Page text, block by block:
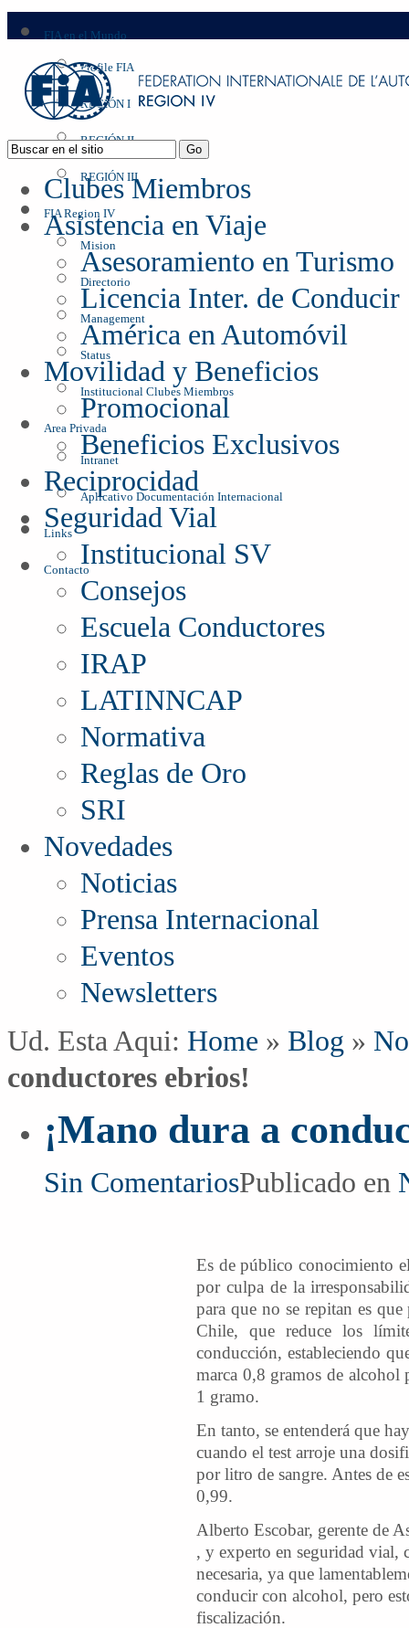
FIA en el Mundo
Profile FIA
REGIÓN I
REGIÓN II
REGIÓN III
FIA Region IV
Mision
Directorio
Management
Status
Institucional Clubes Miembros
Area Privada
Intranet
Aplicativo Documentación Internacional
Links
Contacto
Clubes Miembros
Asistencia en Viaje
Asesoramiento en Turismo
Licencia Inter. de Conducir
América en Automóvil
Movilidad y Beneficios
Promocional
Beneficios Exclusivos
Reciprocidad
Seguridad Vial
Institucional SV
Consejos
Escuela Conductores
IRAP
LATINNCAP
Normativa
Reglas de Oro
SRI
Novedades
Noticias
Prensa Internacional
Eventos
Newsletters
Ud. Esta Aqui: Home » Blog »
conductores ebrios!
¡Mano dura a
Sin ComentariosPublicado en
Es de público conocimiento
por culpa de la
para que no se repitan es
Chile, que reduce los
conducción, estableciendo
marca 0,8 gramos de alcohol
1 gramo.
En tanto, se entenderá que
cuando el test arroje una
por litro de sangre. Antes de
0,99.
Alberto Escobar, gerente de
, y experto en seguridad vial,
necesaria, ya que
conducir con alcohol, pero
fiscalización.